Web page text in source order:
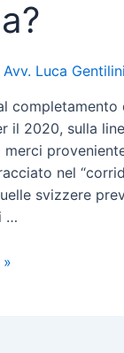
Avv. Luca Gentilini
il 2020, sulla
nel
svizzere
…